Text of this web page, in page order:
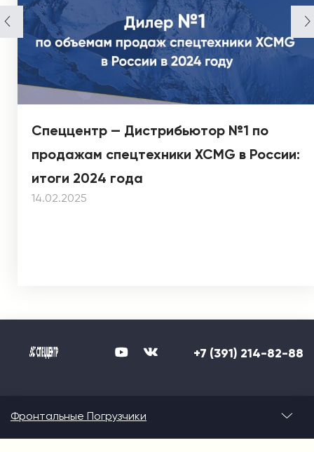
Спеццентр — Дистрибьютор №1 по
продажам спецтехники XCMG в России:
итоги 2024 года
14.02.2025
+7 (391) 214-82-88
Фронтальные Погрузчики